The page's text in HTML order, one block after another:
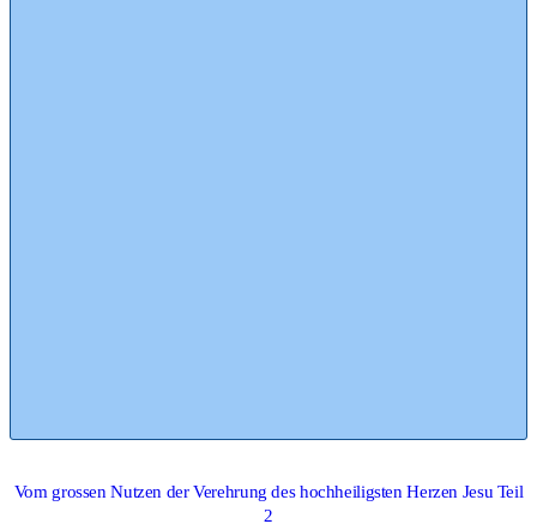
Vom grossen Nutzen der Verehrung des hochheiligsten Herzen Jesu Teil
2